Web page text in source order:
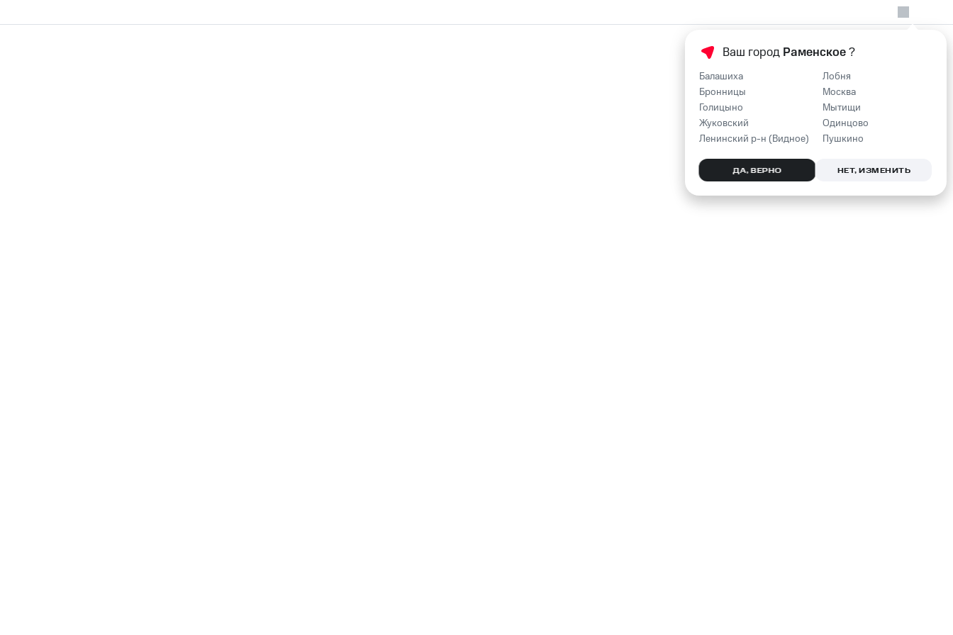
Ваш город Раменское?
Балашиха
Бронницы
Голицыно
Жуковский
Ленинский р-н (Видное)
Лобня
Москва
Мытищи
Одинцово
Пушкино
ДА, ВЕРНО НЕТ, ИЗМЕНИТЬ